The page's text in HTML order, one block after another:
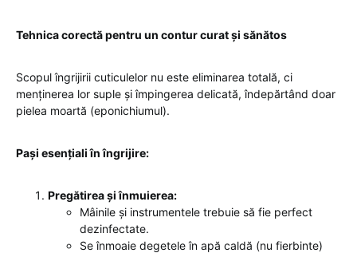
Tehnica corectă pentru un contur curat și sănătos
Scopul îngrijirii cuticulelor nu este eliminarea totală, ci
menținerea lor suple și împingerea delicată, îndepărtând doar
pielea moartă (eponichiumul).
Pași esențiali în îngrijire:
Pregătirea și înmuierea:
Mâinile și instrumentele trebuie să fie perfect
dezinfectate.
Se înmoaie degetele în apă caldă (nu fierbinte)